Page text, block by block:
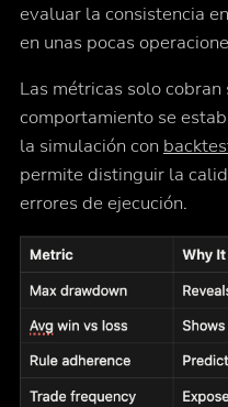
evaluar la consistencia
en unas pocas
Las métricas solo
comportamiento se
la simulación con
permite distinguir la
errores de ejecución.